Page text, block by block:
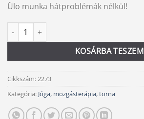
Ülo munka hátproblémák nélkül!
Asztalhoz kötve mennyiség
KOSÁRBA TESZEM
Alternative:
Cikkszám:2273
Kategória: Jóga, mozgásterápia, torna